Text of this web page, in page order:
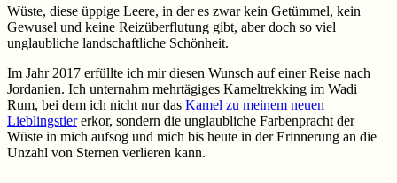
Wüste, diese üppige Leere, in der es zwar kein Getümmel, kein
Gewusel und keine Reizüberflutung gibt, aber doch so viel
unglaubliche landschaftliche Schönheit.
Im Jahr 2017 erfüllte ich mir diesen Wunsch auf einer Reise nach
Jordanien. Ich unternahm mehrtägiges Kameltrekking im Wadi
Rum, bei dem ich nicht nur das Kamel zu meinem neuen
Lieblingstiererkor, sondern die unglaubliche Farbenpracht der
Wüste in mich aufsog und mich bis heute in der Erinnerung an die
Unzahl von Sternen verlieren kann.